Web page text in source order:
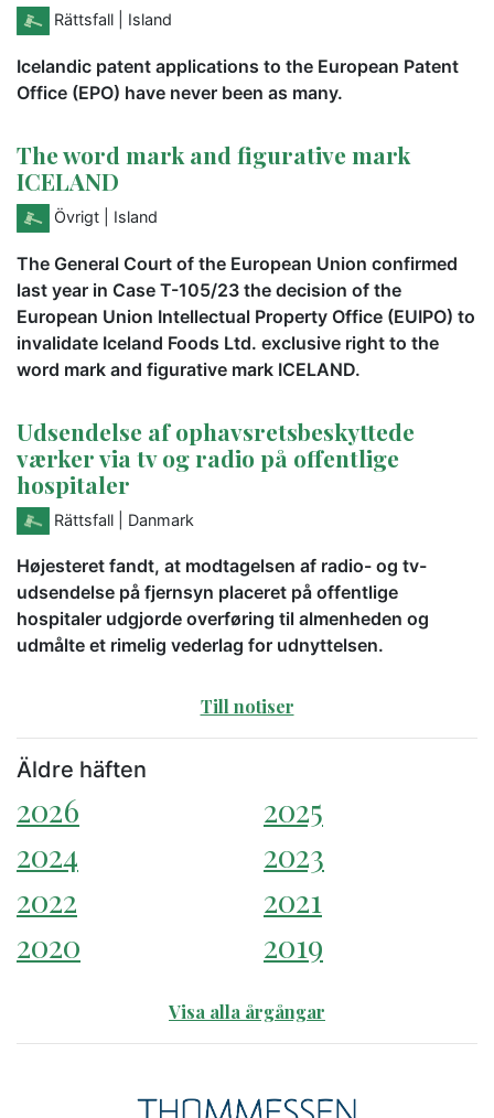
Rättsfall | Island
Icelandic patent applications to the European Patent
Office (EPO) have never been as many.
The word mark and figurative mark
ICELAND
Övrigt | Island
The General Court of the European Union confirmed
last year in Case T-105/23 the decision of the
European Union Intellectual Property Office (EUIPO) to
invalidate Iceland Foods Ltd. exclusive right to the
word mark and figurative mark ICELAND.
Udsendelse af ophavsretsbeskyttede
værker via tv og radio på offentlige
hospitaler
Rättsfall | Danmark
Højesteret fandt, at modtagelsen af radio- og tv-
udsendelse på fjernsyn placeret på offentlige
hospitaler udgjorde overføring til almenheden og
udmålte et rimelig vederlag for udnyttelsen.
Till notiser
Äldre häften
2026
2025
2024
2023
2022
2021
2020
2019
Visa alla årgångar